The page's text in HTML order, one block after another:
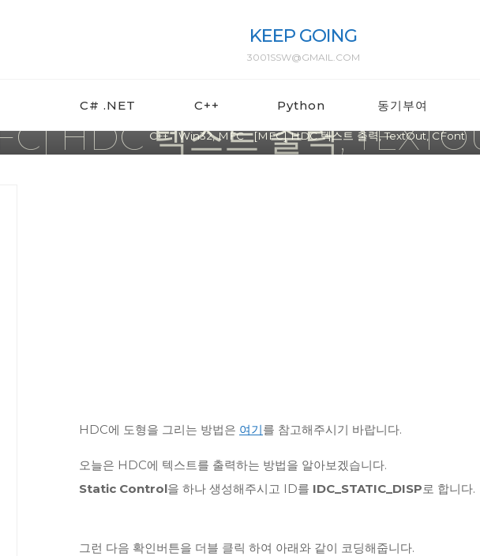
KEEP GOING
3001SSW@GMAIL.COM
C# .NET C++ Python 동기부여
HDC 텍스트 출력,
Home
C++ Win32, MFC [MFC] HDC 텍스트 출력, TextOut, CFont
HDC에 도형을 그리는 방법은 여기를 참고해주시기 바랍니다.
오늘은 HDC에 텍스트를 출력하는 방법을 알아보겠습니다.
Static Control을 하나 생성해주시고 ID를 IDC_STATIC_DISP로 합니다.
그런 다음 확인버튼을 더블 클릭 하여 아래와 같이 코딩해줍니다.